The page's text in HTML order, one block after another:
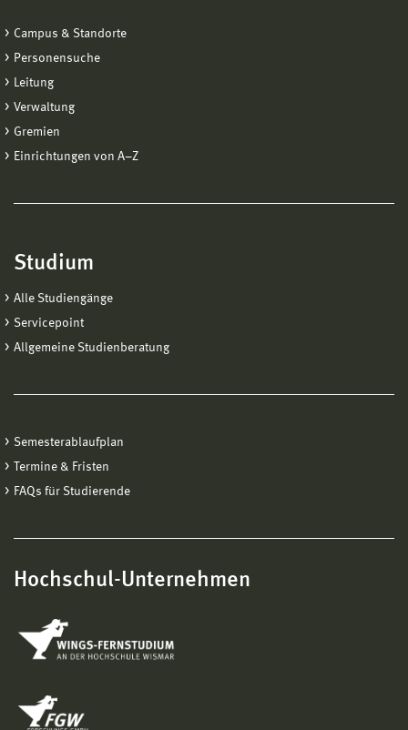
Campus & Standorte
Personensuche
Leitung
Verwaltung
Gremien
Einrichtungen von A−Z
Studium
Alle Studiengänge
Servicepoint
Allgemeine Studienberatung
Semesterablaufplan
Termine & Fristen
FAQs für Studierende
Hochschul-Unternehmen